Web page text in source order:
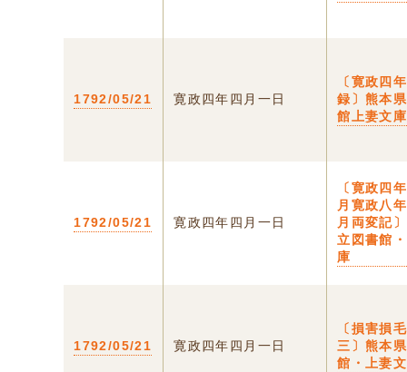
1792/05/21 寛政四年四月一日
〔寛政四
録〕熊本
館上妻文庫
1792/05/21 寛政四年四月一日
〔寛政四
月寛政八
月両変記
立図書館
庫
1792/05/21 寛政四年四月一日
〔損害
三〕熊本
館・上妻